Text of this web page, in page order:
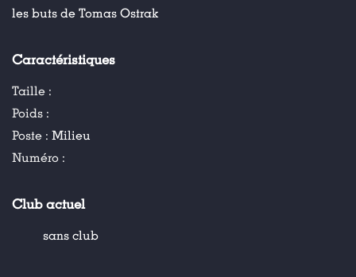
les buts de Tomas Ostrak
Caractéristiques
Taille :
Poids :
Poste : Milieu
Numéro :
Club actuel
sans club